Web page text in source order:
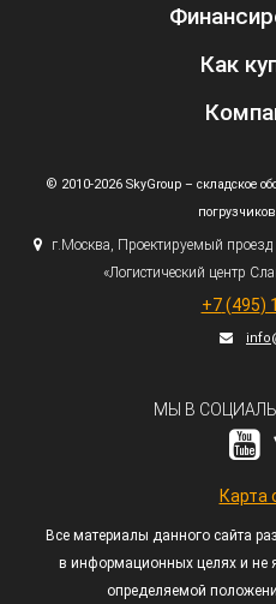
Как
© 2010-2026 SkyGroup – складское
г.Москва, Проектируемый
«Логистический центр
+7 (495)
МЫ В
Карта
Все материалы данного сайта
в информационных целях и не
определяемой